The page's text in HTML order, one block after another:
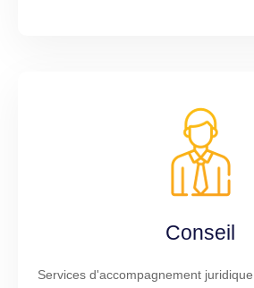
Conseil
Services d'accompagnement